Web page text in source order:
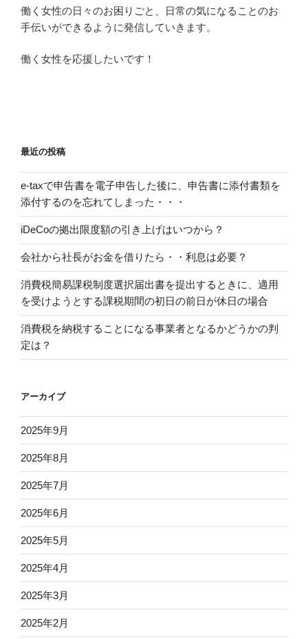
働く女性の日々のお困りごと、日常の気になることのお
手伝いができるように発信していきます。
働く女性を応援したいです！
最近の投稿
e-taxで申告書を電子申告した後に、申告書に添付書類を
添付するのを忘れてしまった・・・
iDeCoの拠出限度額の引き上げはいつから？
会社から社長がお金を借りたら・・利息は必要？
消費税簡易課税制度選択届出書を提出するときに、適用
を受けようとする課税期間の初日の前日が休日の場合
消費税を納税することになる事業者となるかどうかの判
定は？
アーカイブ
2025年9月
2025年8月
2025年7月
2025年6月
2025年5月
2025年4月
2025年3月
2025年2月